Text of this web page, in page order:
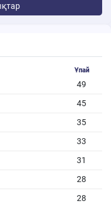
Ұпай
49
45
35
33
31
28
28